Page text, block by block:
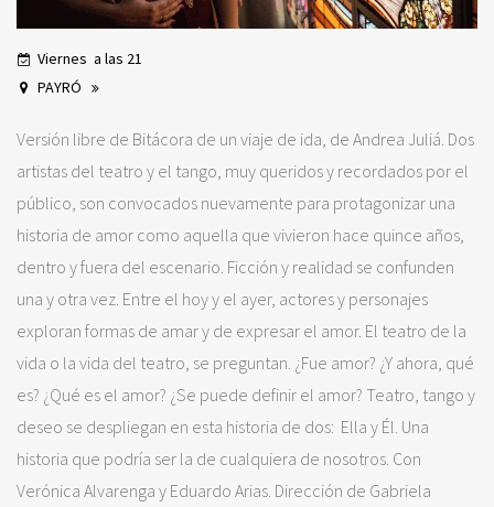
Viernes a las 21
PAYRÓ
Versión libre de Bitácora de un viaje de ida, de Andrea Juliá. Dos
artistas del teatro y el tango, muy queridos y recordados por el
público, son convocados nuevamente para protagonizar una
historia de amor como aquella que vivieron hace quince años,
dentro y fuera del escenario. Ficción y realidad se confunden
una y otra vez. Entre el hoy y el ayer, actores y personajes
exploran formas de amar y de expresar el amor. El teatro de la
vida o la vida del teatro, se preguntan. ¿Fue amor? ¿Y ahora, qué
es? ¿Qué es el amor? ¿Se puede definir el amor? Teatro, tango y
deseo se despliegan en esta historia de dos: Ella y Él. Una
historia que podría ser la de cualquiera de nosotros. Con
Verónica Alvarenga y Eduardo Arias. Dirección de Gabriela